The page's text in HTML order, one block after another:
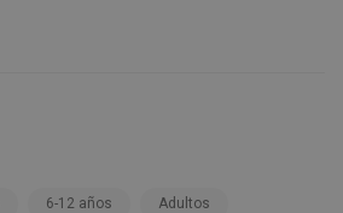
6-12 años Adultos